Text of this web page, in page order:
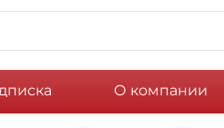
О компании